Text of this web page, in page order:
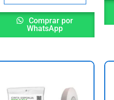
Comprar por
WhatsApp